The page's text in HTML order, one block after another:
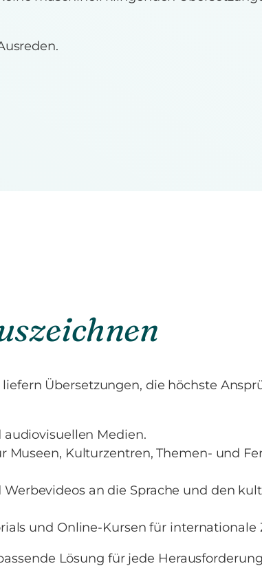
Übersetzungen, die höchste
Medien.
Museen, Kulturzentren, Themen- und
an die Sprache und den
und Online-Kursen für internationale
Lösung für jede Herausforderung.